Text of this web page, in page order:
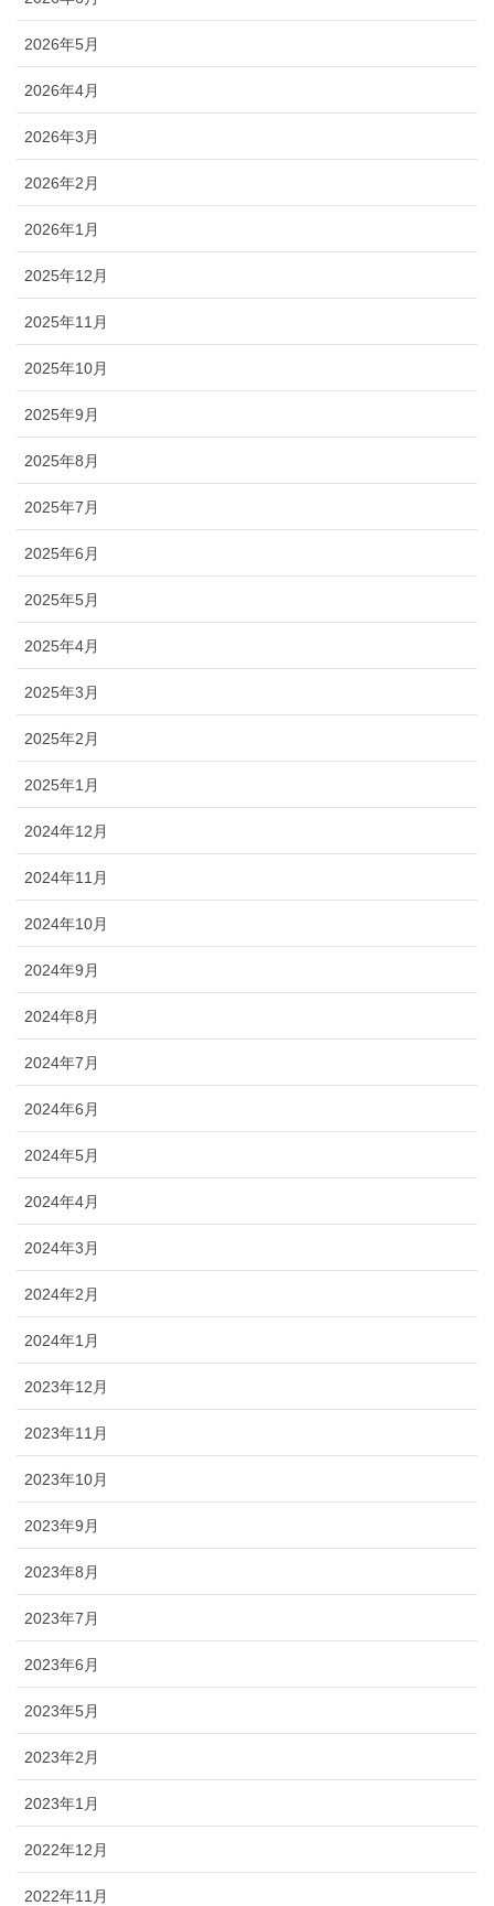
2026年5月
2026年4月
2026年3月
2026年2月
2026年1月
2025年12月
2025年11月
2025年10月
2025年9月
2025年8月
2025年7月
2025年6月
2025年5月
2025年4月
2025年3月
2025年2月
2025年1月
2024年12月
2024年11月
2024年10月
2024年9月
2024年8月
2024年7月
2024年6月
2024年5月
2024年4月
2024年3月
2024年2月
2024年1月
2023年12月
2023年11月
2023年10月
2023年9月
2023年8月
2023年7月
2023年6月
2023年5月
2023年2月
2023年1月
2022年12月
2022年11月